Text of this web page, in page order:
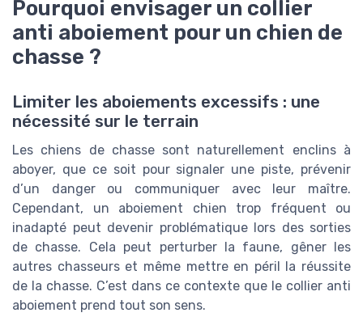
Pourquoi envisager un collier
anti aboiement pour un chien de
chasse ?
Limiter les aboiements excessifs : une
nécessité sur le terrain
Les chiens de chasse sont naturellement enclins à
aboyer, que ce soit pour signaler une piste, prévenir
d’un danger ou communiquer avec leur maître.
Cependant, un aboiement chien trop fréquent ou
inadapté peut devenir problématique lors des sorties
de chasse. Cela peut perturber la faune, gêner les
autres chasseurs et même mettre en péril la réussite
de la chasse. C’est dans ce contexte que le collier anti
aboiement prend tout son sens.